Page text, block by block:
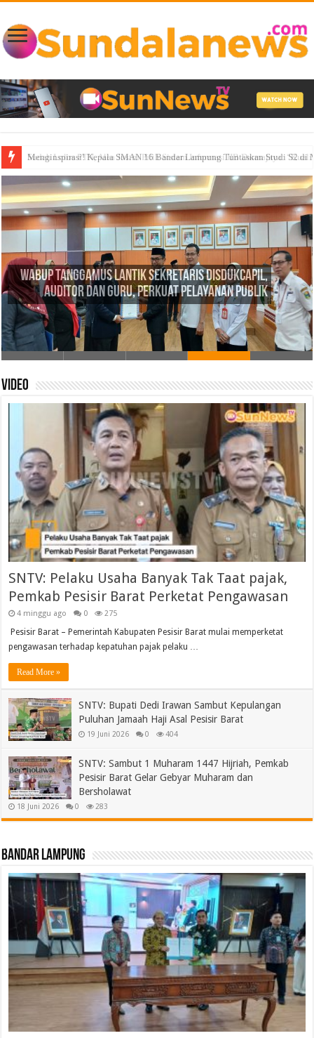
Sudah Lolos PTN, Alea Justru Pilih Sistem Informasi IIB Darmajaya:
Video
SNTV: Pelaku Usaha Banyak Tak Taat pajak,
Pemkab Pesisir Barat Perketat Pengawasan
4 minggu ago 0 275
‎ Pesisir Barat – Pemerintah Kabupaten Pesisir Barat mulai memperketat
pengawasan terhadap kepatuhan pajak pelaku …
Read More »
SNTV: Bupati Dedi Irawan Sambut Kepulangan
Puluhan Jamaah Haji Asal Pesisir Barat
19 Juni 2026 0 404
SNTV: Sambut 1 Muharam 1447 Hijriah, Pemkab
Pesisir Barat Gelar Gebyar Muharam dan
Bersholawat
18 Juni 2026 0 283
Bandar Lampung